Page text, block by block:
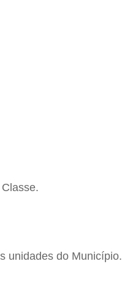
unidades do Município.